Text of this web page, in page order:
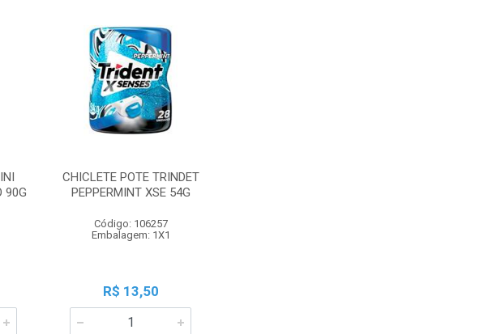
90G
CHICLETE POTE TRINDET
PEPPERMINT XSE 54G
Código: 106257
Embalagem: 1X1
R$ 13,50